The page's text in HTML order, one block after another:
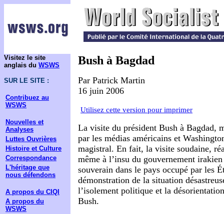
Visitez le site
anglais du WSWS
SUR LE SITE :
Contribuez au
WSWS
Nouvelles et
Analyses
Luttes Ouvrières
Histoire et Culture
Correspondance
L'héritage que
nous défendons
A propos du CIQI
A propos du
WSWS
Bush à Bagdad
Par Patrick Martin
16 juin 2006
Utilisez cette version pour imprimer
La visite du président Bush à Bagdad,
par les médias américains et
magistral. En fait, la visite soudaine,
même à l’insu du gouvernement
souverain dans le pays occupé par les
démonstration de la situation
l’isolement politique et la
Bush.